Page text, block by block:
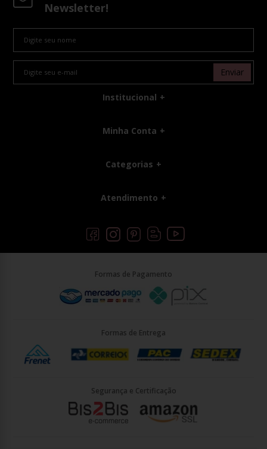
Newsletter!
Enviar
Institucional
Minha Conta
Categorias
Atendimento
Formas de Pagamento
Formas de Entrega
Segurança e Certificação